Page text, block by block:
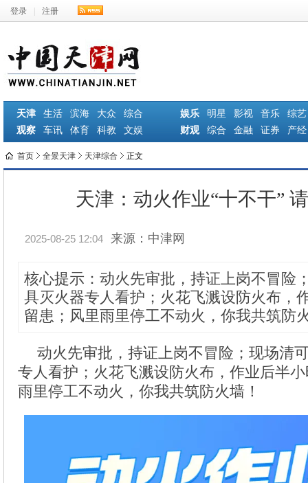
登录 注册
天津 生活 滨海 大众
综合
观察
车讯 体育 科教 文娱
娱乐 明星 影视 音乐
综艺
财观
综合 金融 证券 产经
首页 全景天津 天津综合 正文
天津：动火作业“十不干”
2025-08-25 12:04 来源：中津网
核心提示：动火先审批，持证上岗不冒险
具灭火器专人看护；火花飞溅设防火布，
留患；风里雨里停工不动火，你我共筑防
动火先审批，持证上岗不冒险；现场清
专人看护；火花飞溅设防火布，作业后半
雨里停工不动火，你我共筑防火墙！